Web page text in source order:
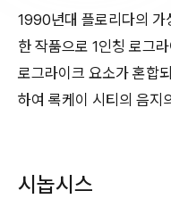
1990년대 플로리다의 가
한 작품으로 1인칭 로그
로그라이크 요소가 혼합
하여 록케이 시티의 음지
시놉시스